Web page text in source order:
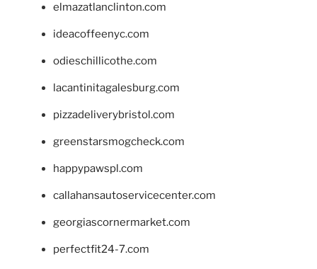
elmazatlanclinton.com
ideacoffeenyc.com
odieschillicothe.com
lacantinitagalesburg.com
pizzadeliverybristol.com
greenstarsmogcheck.com
happypawspl.com
callahansautoservicecenter.com
georgiascornermarket.com
perfectfit24-7.com